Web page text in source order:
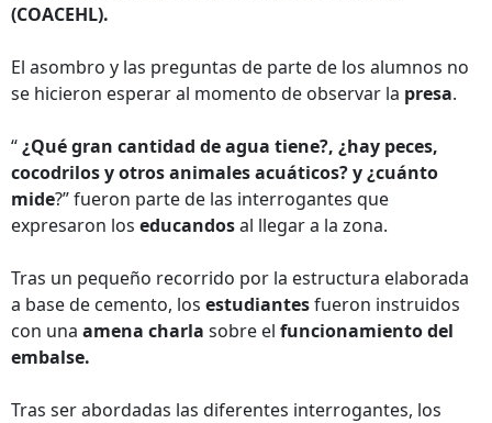
(COACEHL).
El asombro y las preguntas de parte de los alumnos no
se hicieron esperar al momento de observar la presa.
“¿Qué gran cantidad de agua tiene?, ¿hay peces,
cocodrilos y otros animales acuáticos? y ¿cuánto
mide?” fueron parte de las interrogantes que
expresaron los educandosal llegar a la zona.
Tras un pequeño recorrido por la estructura elaborada
a base de cemento, los estudiantesfueron instruidos
con una amena charla sobre el funcionamiento del
embalse.
Tras ser abordadas las diferentes interrogantes, los